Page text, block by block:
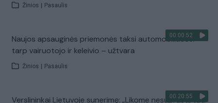
Žinios Pasaulis
00:00:52
Naujos apsauginės priemonės taksi automobiliuose:
tarp vairuotojo ir keleivio – užtvara
Žinios Pasaulis
00:20:55
Verslininkai Lietuvoje sunerimę: „Likome nesuprasti, tad